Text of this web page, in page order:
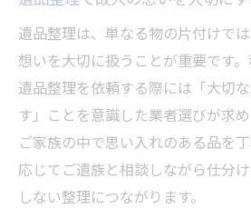
遺品整理は、単なる物の片付けで
想いを大切に扱うことが重要です。
遺品整理を依頼する際には「大切
す」ことを意識した業者選びが求め
ご家族の中で思い入れのある品を
応じてご遺族と相談しながら仕分
しない整理につながります。